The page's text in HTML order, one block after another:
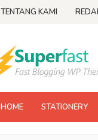
TENTANG KAMI
HOME STATIONERY